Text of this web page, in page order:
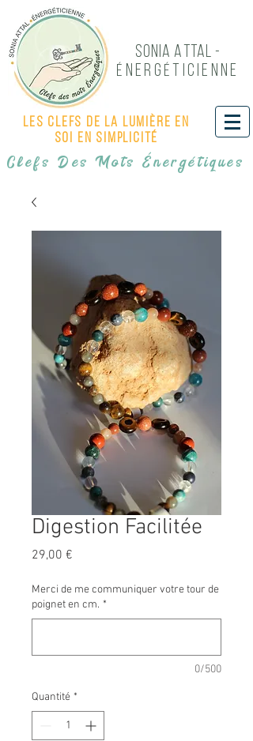
Sonia Attal -
É NERG É TICIENNE
Les Clefs de LA LUMIÈRE EN
SOI EN SIMPLICITÉ
Clefs Des Mots Énergétiques
Digestion Facilitée
29,00 €
Merci de me communiquer votre tour de
poignet en cm. *
0/500
Quantité *